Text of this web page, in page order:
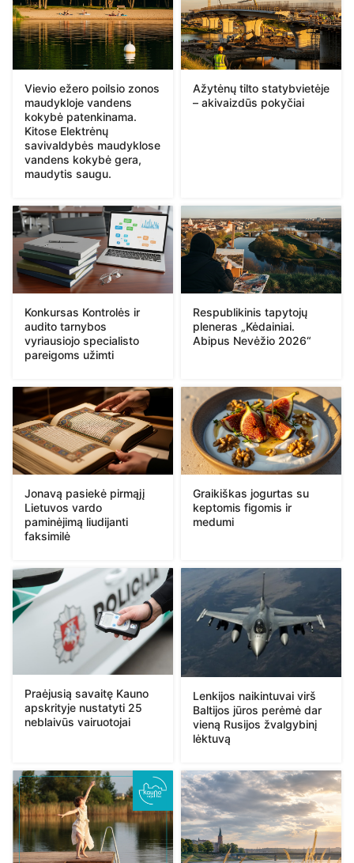
Vievio ežero poilsio zonos
maudykloje vandens
kokybė patenkinama.
Kitose Elektrėnų
savivaldybės maudyklose
vandens kokybė gera,
maudytis saugu.
Ažytėnų tilto statybvietėje
– akivaizdūs pokyčiai
Konkursas Kontrolės ir
audito tarnybos
vyriausiojo specialisto
pareigoms užimti
Respublikinis tapytojų
pleneras „Kėdainiai.
Abipus Nevėžio 2026“
Jonavą pasiekė pirmąjį
Lietuvos vardo
paminėjimą liudijanti
faksimilė
Graikiškas jogurtas su
keptomis figomis ir
medumi
Praėjusią savaitę Kauno
apskrityje nustatyti 25
neblaivūs vairuotojai
Lenkijos naikintuvai virš
Baltijos jūros perėmė dar
vieną Rusijos žvalgybinį
lėktuvą